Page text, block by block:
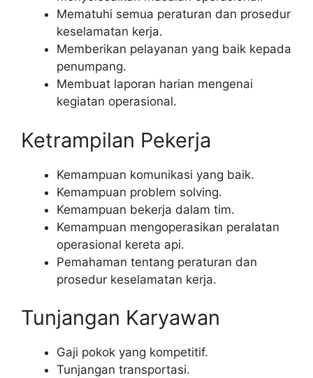
Mematuhi semua peraturan dan prosedur
keselamatan kerja.
Memberikan pelayanan yang baik kepada
penumpang.
Membuat laporan harian mengenai
kegiatan operasional.
Ketrampilan Pekerja
Kemampuan komunikasi yang baik.
Kemampuan problem solving.
Kemampuan bekerja dalam tim.
Kemampuan mengoperasikan peralatan
operasional kereta api.
Pemahaman tentang peraturan dan
prosedur keselamatan kerja.
Tunjangan Karyawan
Gaji pokok yang kompetitif.
Tunjangan transportasi.